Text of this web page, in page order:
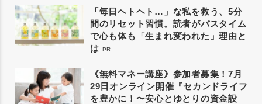
「毎日ヘトヘト…」な私を救う、5分
間のリセット習慣。読者がバスタイム
で心も体も「生まれ変われた」理由と
は PR
《無料マネー講座》参加者募集！7月
29日オンライン開催『セカンドライフ
を豊かに！〜安心とゆとりの資金設